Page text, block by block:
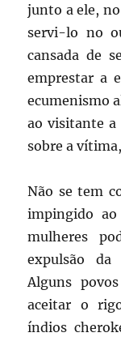
junto a ele,
servi-lo no
cansada de
emprestar a
ecumenismo
ao visitante a
sobre a
Não se tem
impingido
mulheres
expulsão
Alguns
aceitar o
índios